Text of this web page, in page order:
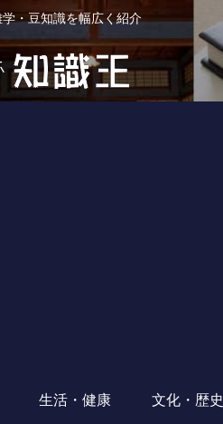
・豆知識を幅広く紹介
生活・健康 文化・歴史